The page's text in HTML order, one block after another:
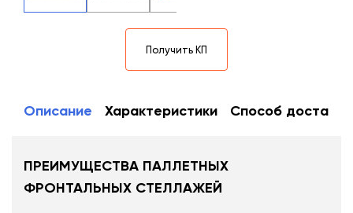
Получить КП
Описание Характеристики Способ доставки
ПРЕИМУЩЕСТВА ПАЛЛЕТНЫХ
ФРОНТАЛЬНЫХ СТЕЛЛАЖЕЙ